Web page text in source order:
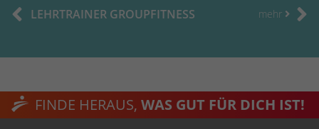
LEHRTRAINER GROUPFITNESS
mehr
FINDE HERAUS, WAS GUT FÜR DICH IST!